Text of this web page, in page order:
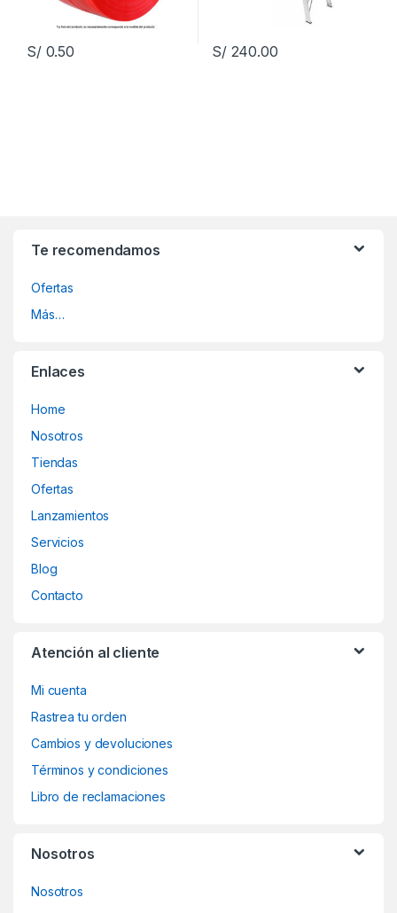
S/0.50 S/240.00
Te recomendamos
Ofertas
Más…
Enlaces
Home
Nosotros
Tiendas
Ofertas
Lanzamientos
Servicios
Blog
Contacto
Atención al cliente
Mi cuenta
Rastrea tu orden
Cambios y devoluciones
Términos y condiciones
Libro de reclamaciones
Nosotros
Nosotros